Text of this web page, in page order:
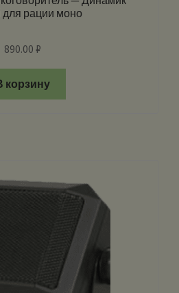
рации моно
890.00₽
корзину